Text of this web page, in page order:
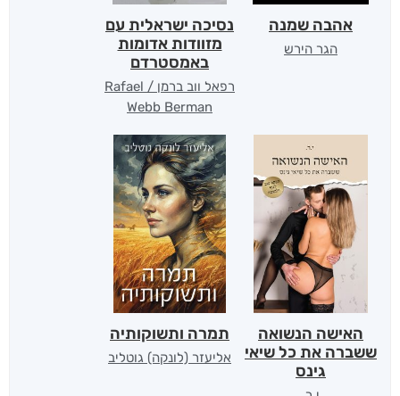
אהבה שמנה
הגר הירש
נסיכה ישראלית עם
מזוודות אדומות
באמסטרדם
רפאל ווב ברמן / Rafael
Webb Berman
האישה הנשואה
ששברה את כל שיאי
גינס
תמרה ותשוקותיה
אליעזר (לונקה) גוטליב